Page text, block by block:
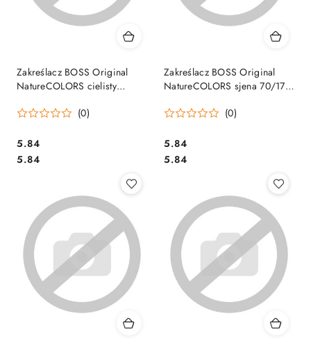
Zakreślacz BOSS Original
NatureCOLORS cielisty
(0)
Cena:
5.84
Cena:
5.84
Zakreślacz BOSS Original
NatureCOLORS sjena 70/175
(0)
Cena:
5.84
Cena:
5.84